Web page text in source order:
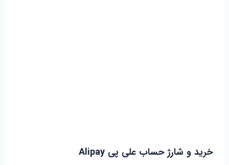
خرید و شارژ حساب علی پی Alipay